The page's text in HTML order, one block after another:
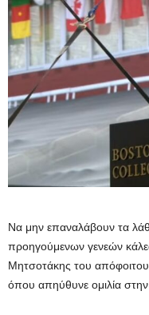
Να μην επαναλάβουν τα
προηγούμενων γενεών
Μητσοτάκης του
όπου απηύθυνε ομιλία